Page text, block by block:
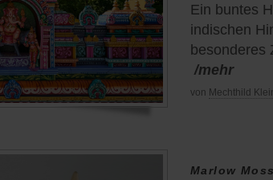
Ein buntes
indischen
besonderes
/mehr
von Mechthild
Marlow Moss